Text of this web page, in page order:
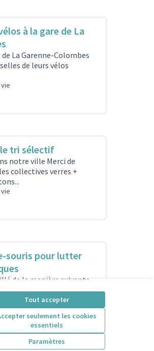
Tout accepter
seulement les cookies
essentiels
Paramètres
à la gare de La
La Garenne-Colombes
de leurs vélos
le tri sélectif
notre ville Merci de
collectives verres +
souris pour lutter
de la manière suivante
de projet : s'intitule
vie